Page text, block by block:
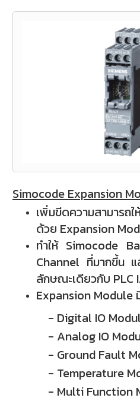
Simocode Expansion
เพิ่มขีดความสามาร
ด้วย Expansion
ทำให้ Simocode
Channel ที่มากขึ้น
ลักษณะเดียวกับ PLC
Expansion Module
- Digital IO
- Analog IO
- Ground Fault
- Temperature
- Multi Function